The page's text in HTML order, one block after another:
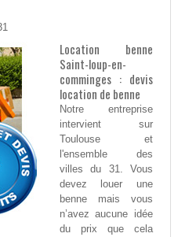
Location benne
Saint-loup-en-
comminges : devis
location de benne
Notre entreprise
intervient sur
Toulouse et
l'ensemble des
villes du 31. Vous
devez louer une
benne mais vous
n’avez aucune idée
du prix que cela